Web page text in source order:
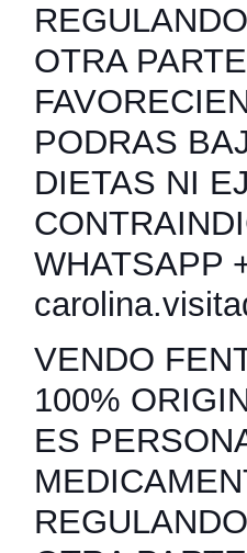
OTRA
PODRAS
DIETAS NI
WHATSAPP
VENDO
100%
ES